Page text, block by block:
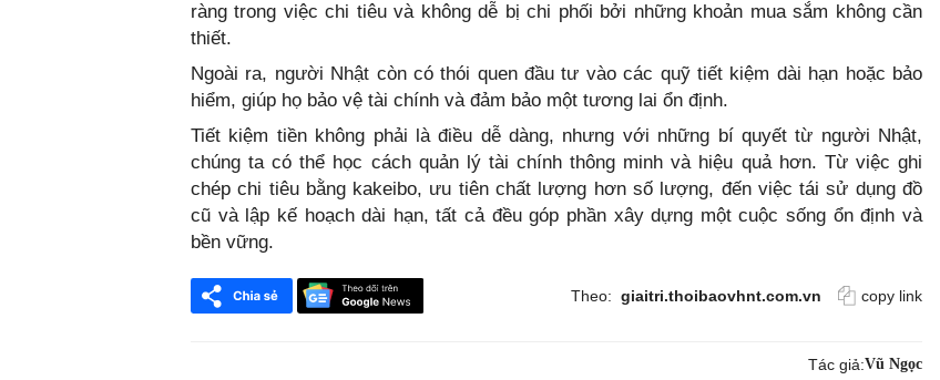
ràng trong việc chi tiêu và không dễ bị chi phối bởi những khoản mua sắm không cần
thiết.
Ngoài ra, người Nhật còn có thói quen đầu tư vào các quỹ tiết kiệm dài hạn hoặc bảo
hiểm, giúp họ bảo vệ tài chính và đảm bảo một tương lai ổn định.
Tiết kiệm tiền không phải là điều dễ dàng, nhưng với những bí quyết từ người Nhật,
chúng ta có thể học cách quản lý tài chính thông minh và hiệu quả hơn. Từ việc ghi
chép chi tiêu bằng kakeibo, ưu tiên chất lượng hơn số lượng, đến việc tái sử dụng đồ
cũ và lập kế hoạch dài hạn, tất cả đều góp phần xây dựng một cuộc sống ổn định và
bền vững.
Theo: giaitri.thoibaovhnt.com.vn copy link
Tác giả:Vũ Ngọc